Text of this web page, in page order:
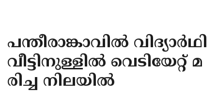
KANNUR
KASARAGOD
പന്തീരാങ്കാവിൽ വിദ്യാർഥി
വീട്ടിനുള്ളിൽ വെടിയേറ്റ് മ
രിച്ച നിലയിൽ